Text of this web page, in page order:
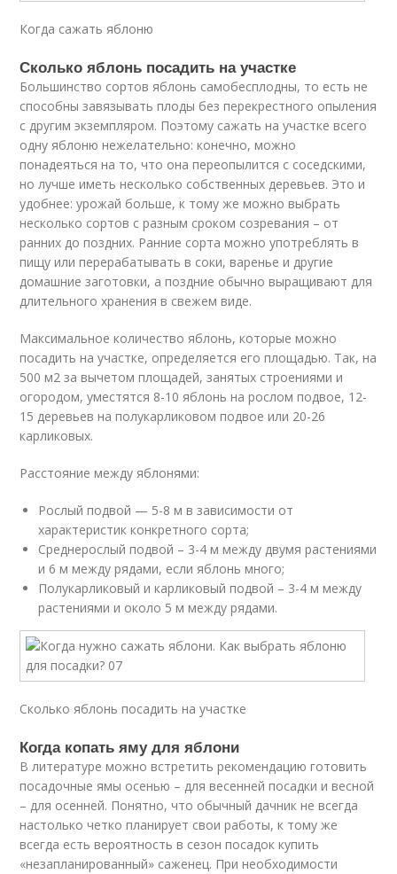
Когда сажать яблоню
Сколько яблонь посадить на участке
Большинство сортов яблонь самобесплодны, то есть не
способны завязывать плоды без перекрестного опыления
с другим экземпляром. Поэтому сажать на участке всего
одну яблоню нежелательно: конечно, можно
понадеяться на то, что она переопылится с соседскими,
но лучше иметь несколько собственных деревьев. Это и
удобнее: урожай больше, к тому же можно выбрать
несколько сортов с разным сроком созревания – от
ранних до поздних. Ранние сорта можно употреблять в
пищу или перерабатывать в соки, варенье и другие
домашние заготовки, а поздние обычно выращивают для
длительного хранения в свежем виде.
Максимальное количество яблонь, которые можно
посадить на участке, определяется его площадью. Так, на
500 м2 за вычетом площадей, занятых строениями и
огородом, уместятся 8-10 яблонь на рослом подвое, 12-
15 деревьев на полукарликовом подвое или 20-26
карликовых.
Расстояние между яблонями:
Рослый подвой — 5-8 м в зависимости от
характеристик конкретного сорта;
Среднерослый подвой – 3-4 м между двумя растениями
и 6 м между рядами, если яблонь много;
Полукарликовый и карликовый подвой – 3-4 м между
растениями и около 5 м между рядами.
Сколько яблонь посадить на участке
Когда копать яму для яблони
В литературе можно встретить рекомендацию готовить
посадочные ямы осенью – для весенней посадки и весной
– для осенней. Понятно, что обычный дачник не всегда
настолько четко планирует свои работы, к тому же
всегда есть вероятность в сезон посадок купить
«незапланированный» саженец. При необходимости